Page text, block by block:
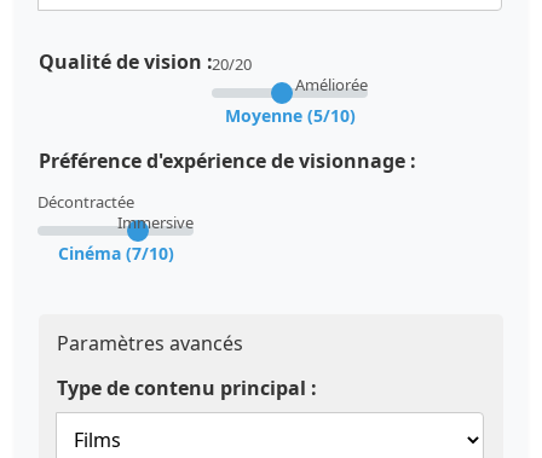
Qualité de vision :20/20
Améliorée
Moyenne (5/10)
Préférence d'expérience de visionnage :
Décontractée
Immersive
Cinéma (7/10)
Paramètres avancés
Type de contenu principal :